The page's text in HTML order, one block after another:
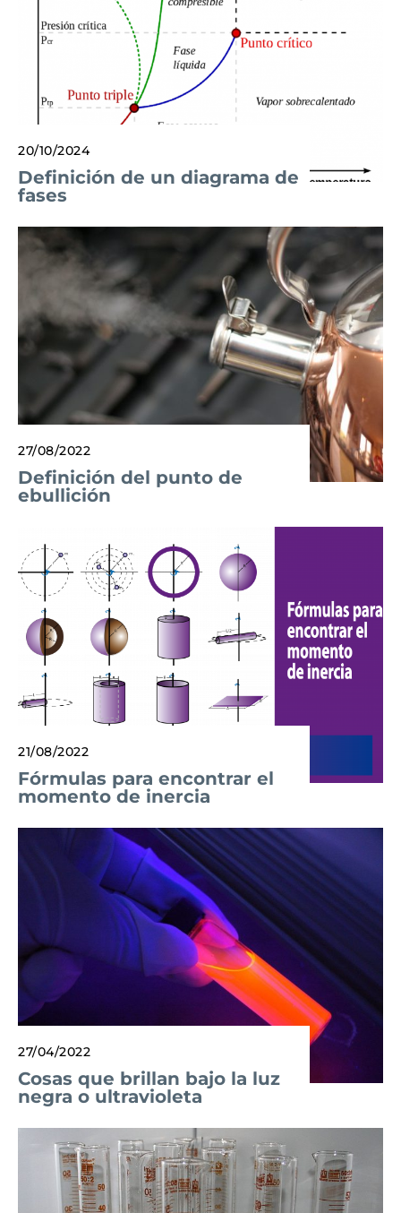
20/10/2024
Definición de un diagrama de
fases
27/08/2022
Definición del punto de
ebullición
21/08/2022
Fórmulas para encontrar el
momento de inercia
27/04/2022
Cosas que brillan bajo la luz
negra o ultravioleta